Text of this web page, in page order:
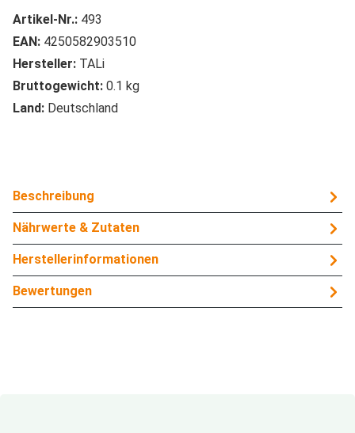
Artikel-Nr.: 493
EAN: 4250582903510
Hersteller: TALi
Bruttogewicht: 0.1 kg
Land: Deutschland
Beschreibung
Nährwerte & Zutaten
Herstellerinformationen
Bewertungen